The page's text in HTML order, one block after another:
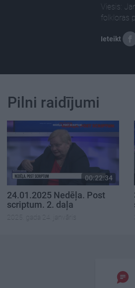
Viesis:
folkloras
Ieteikt
Pilni raidījumi
00:22:34
24.01.2025 Nedēļa. Post
scriptum. 2. daļa
2025. gada 24. janvāris